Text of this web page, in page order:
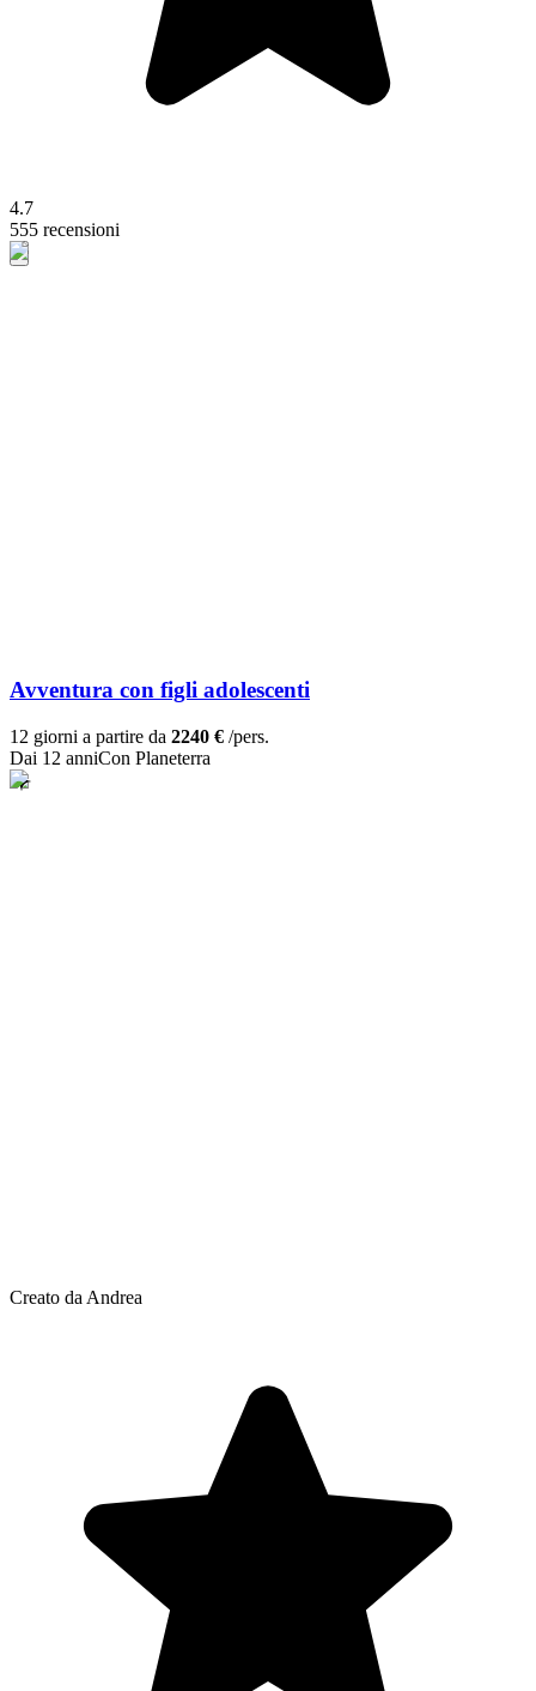
4.7
555 recensioni
Avventura con figli adolescenti
12 giorni a partire da 2240 € /pers.
Dai 12 anniCon Planeterra
Creato da Andrea